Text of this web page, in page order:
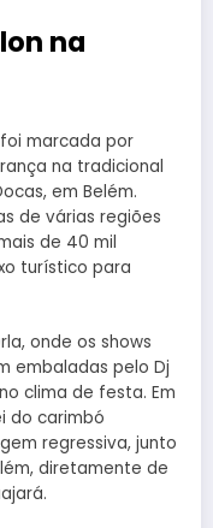
na
marcada por
na tradicional
em Belém.
de várias regiões
de 40 mil
turístico para
onde os shows
embaladas pelo Dj
clima de festa. Em
do carimbó
regressiva, junto
diretamente de